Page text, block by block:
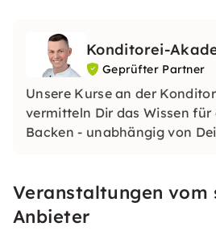
Konditorei-
Geprüfter Partner
Unsere Kurse an der
vermitteln Dir das Wissen für
Backen - unabhängig von
Interesse, ist der beste Weg,
lernen. Komm jetzt nach
Veranstaltungen vom
Anbieter